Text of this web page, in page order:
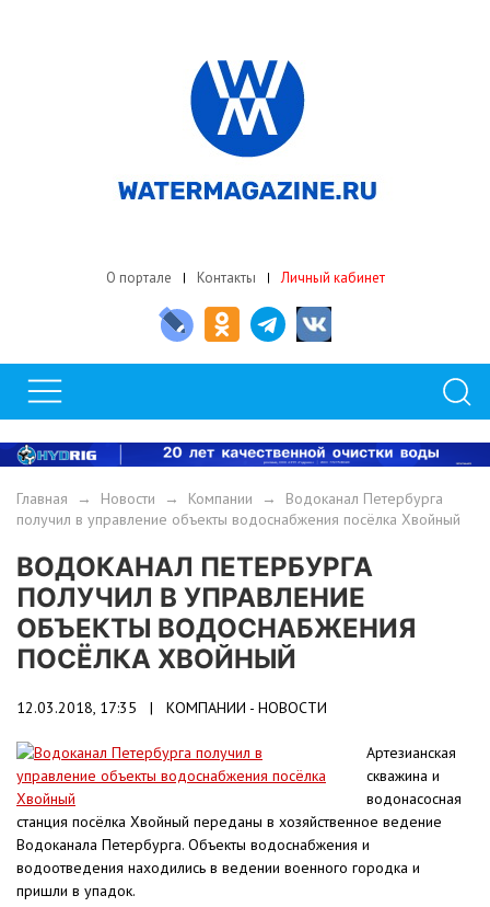
О портале Контакты Личный кабинет
Главная → Новости → Компании → Водоканал Петербурга
получил в управление объекты водоснабжения посёлка Хвойный
ВОДОКАНАЛ ПЕТЕРБУРГА
ПОЛУЧИЛ В УПРАВЛЕНИЕ
ОБЪЕКТЫ ВОДОСНАБЖЕНИЯ
ПОСЁЛКА ХВОЙНЫЙ
12.03.2018, 17:35 | КОМПАНИИ - НОВОСТИ
Артезианская
скважина и
водонасосная
станция посёлка Хвойный переданы в хозяйственное ведение
Водоканала Петербурга. Объекты водоснабжения и
водоотведения находились в ведении военного городка и
пришли в упадок.